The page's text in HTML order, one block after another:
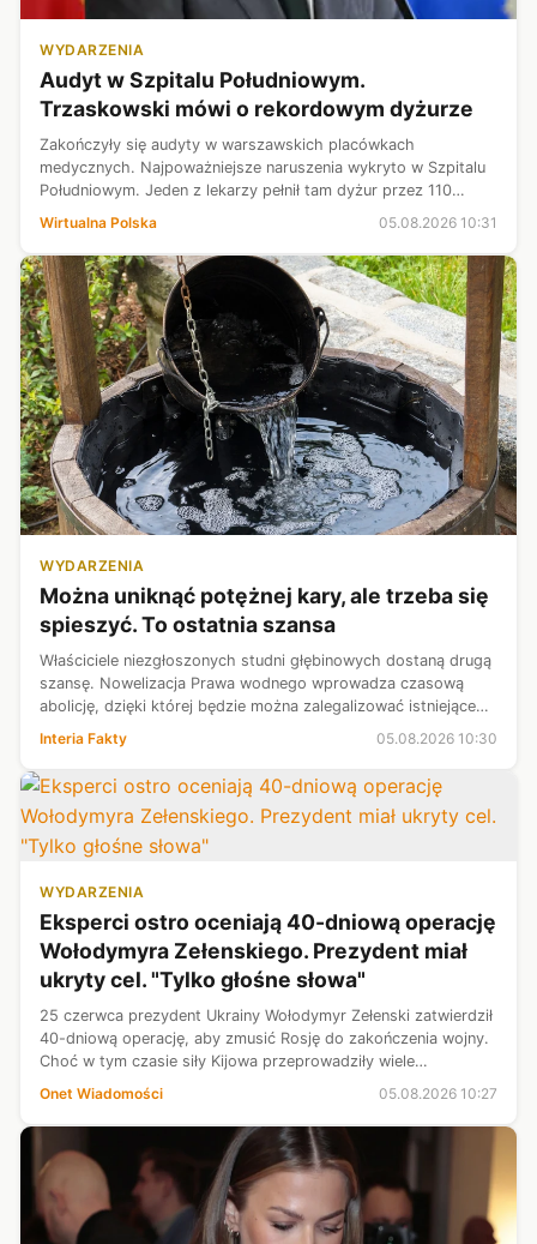
WYDARZENIA
Audyt w Szpitalu Południowym.
Trzaskowski mówi o rekordowym dyżurze
Zakończyły się audyty w warszawskich placówkach
medycznych. Najpoważniejsze naruszenia wykryto w Szpitalu
Południowym. Jeden z lekarzy pełnił tam dyżur przez 110
godzin. - Zapowiadałem, że ta sprawa będzie wyjaśniona do
Wirtualna Polska 05.08.2026 10:31
WYDARZENIA
Można uniknąć potężnej kary, ale trzeba się
spieszyć. To ostatnia szansa
Właściciele niezgłoszonych studni głębinowych dostaną drugą
szansę. Nowelizacja Prawa wodnego wprowadza czasową
abolicję, dzięki której będzie można zalegalizować istniejące
ujęcia wody bez opłaty i bez kar finansowych. Czas na
dopełnienie formalnośc...
Interia Fakty 05.08.2026 10:30
WYDARZENIA
Eksperci ostro oceniają 40-dniową operację
Wołodymyra Zełenskiego. Prezydent miał
ukryty cel. "Tylko głośne słowa"
25 czerwca prezydent Ukrainy Wołodymyr Zełenski zatwierdził
40-dniową operację, aby zmusić Rosję do zakończenia wojny.
Choć w tym czasie siły Kijowa przeprowadziły wiele
spektakularnych ataków, analitycy i obserwatorzy alarmują, że
Onet Wiadomości 05.08.2026 10:27